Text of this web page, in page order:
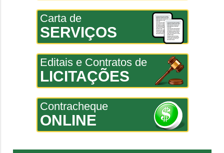
Carta de
SERVIÇOS
Editais e Contratos de
LICITAÇÕES
Contracheque
ONLINE